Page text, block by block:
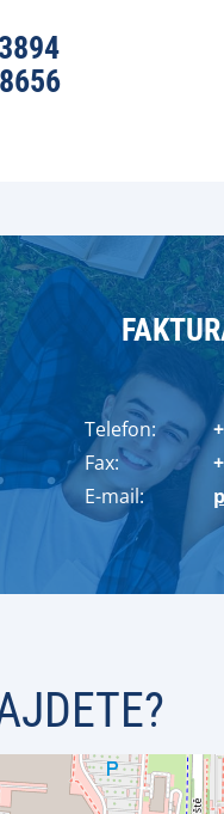
Telefon:
Fax:
E-mail: